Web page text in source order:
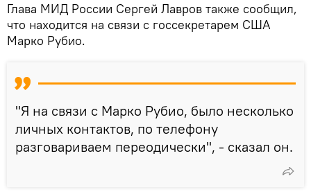
Глава МИД России Сергей Лавров также сообщил,
что находится на связи с госсекретарем США
Марко Рубио.
"Я на связи с Марко Рубио, было несколько
личных контактов, по телефону
разговариваем переодически", - сказал он.